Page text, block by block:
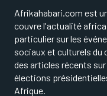
Afrikahabari.com est
couvre l'actualité
particulier sur les
sociaux et culturels
des articles récents
élections
Afrique.